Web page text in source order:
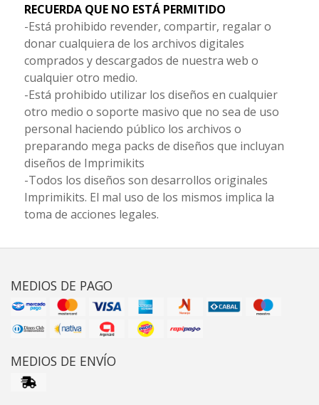
RECUERDA QUE NO ESTÁ PERMITIDO
-Está prohibido revender, compartir, regalar o
donar cualquiera de los archivos digitales
comprados y descargados de nuestra web o
cualquier otro medio.
-Está prohibido utilizar los diseños en cualquier
otro medio o soporte masivo que no sea de uso
personal haciendo público los archivos o
preparando mega packs de diseños que incluyan
diseños de Imprimikits
-Todos los diseños son desarrollos originales
Imprimikits. El mal uso de los mismos implica la
toma de acciones legales.
MEDIOS DE PAGO
MEDIOS DE ENVÍO